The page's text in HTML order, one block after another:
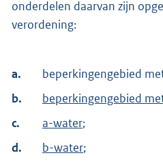
onderdelen daarvan zijn
verordening:
a.
beperkingengebied
b.
beperkingengebied
c.
a-water;
d.
b-water;